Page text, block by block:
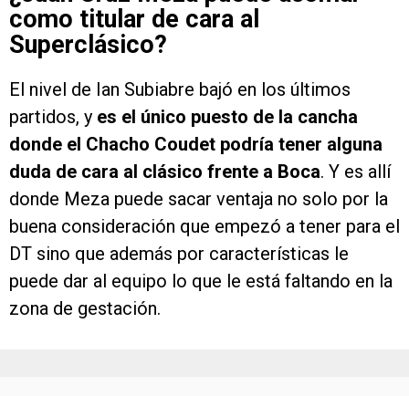
como titular de cara al
Superclásico?
El nivel de Ian Subiabre bajó en los últimos
partidos, y es el único puesto de la cancha
donde el Chacho Coudet podría tener alguna
duda de cara al clásico frente a Boca. Y es allí
donde Meza puede sacar ventaja no solo por la
buena consideración que empezó a tener para el
DT sino que además por características le
puede dar al equipo lo que le está faltando en la
zona de gestación.